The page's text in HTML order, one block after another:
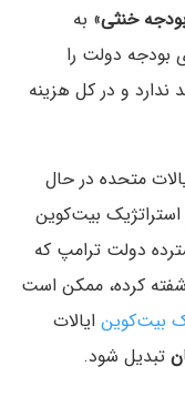
خنثی» به
دولت را
ندارد و در کل هزینه
متحده در حال
استراتژیک بیت‌کوین
دولت ترامپ که
کرده، ممکن است
بیت‌کوین ایالات
تبدیل شود.